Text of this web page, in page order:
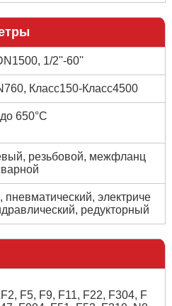
1/2''-60''
Класс150-Класс4500
650°С
резьбовой, межфланц
пневматический, электриче
редукторный
F5, F9, F11, F22, F304, F